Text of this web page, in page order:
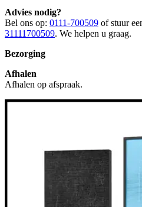
Advies nodig?
Bel ons op: 0111-700509 of stuur
31111700509. We helpen u graag.
Bezorging
Afhalen
Afhalen op afspraak.